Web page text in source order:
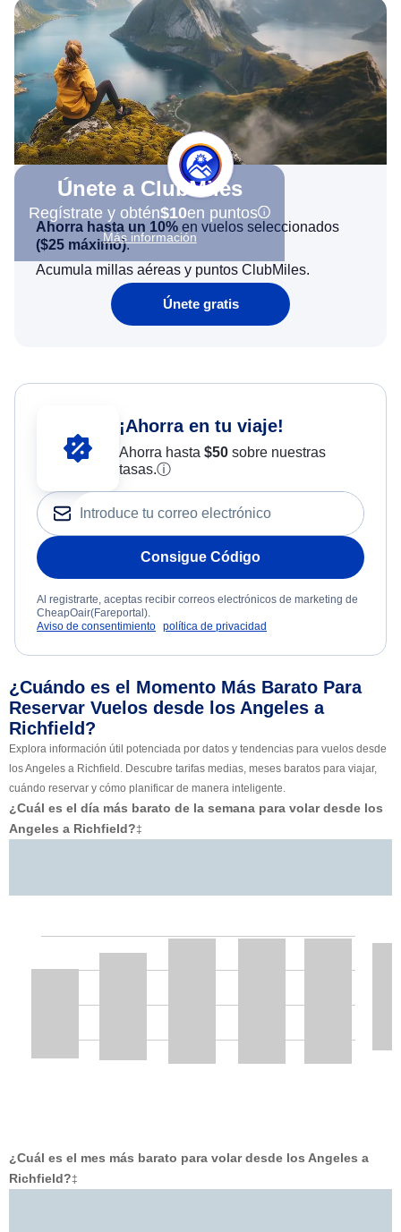
Únete a ClubMiles
Regístrate y obtén$10en puntos
Más información
Ahorra hasta un 10% en vuelos seleccionados
($25 máximo).
Acumula millas aéreas y puntos ClubMiles.
Únete gratis
¡Ahorra en tu viaje!
Ahorra hasta $50sobre nuestras
tasas.ⓘ
Consigue Código
Al registrarte, aceptas recibir correos electrónicos de marketing de
CheapOair(Fareportal).
Aviso de consentimiento política de privacidad
¿Cuándo es el Momento Más Barato Para
Reservar Vuelos desde los Angeles a
Richfield?
Explora información útil potenciada por datos y tendencias para vuelos desde
los Angeles a Richfield. Descubre tarifas medias, meses baratos para viajar,
cuándo reservar y cómo planificar de manera inteligente.
¿Cuál es el día más barato de la semana para volar desde los
Angeles a Richfield?‡
¿Cuál es el mes más barato para volar desde los Angeles a
Richfield?‡